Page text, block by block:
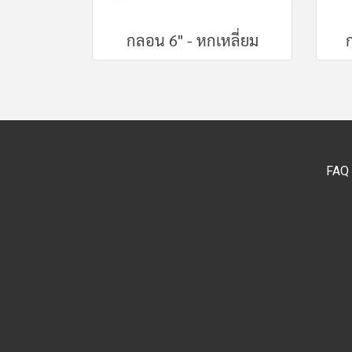
กลอน 6" - หกเหลี่ยม
FAQ